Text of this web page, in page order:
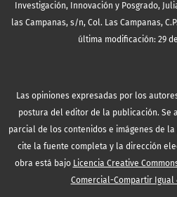
Investigación, Innovación y Posgrado,
las Campanas, s/n, Col. Las Campanas,
última modificación: 29
Las opiniones expresadas por los
postura del editor de la publicación. Se
parcial de los contenidos e imágenes de
cite la fuente completa y la dirección
obra está bajo Licencia Creative
Comercial-Compartir